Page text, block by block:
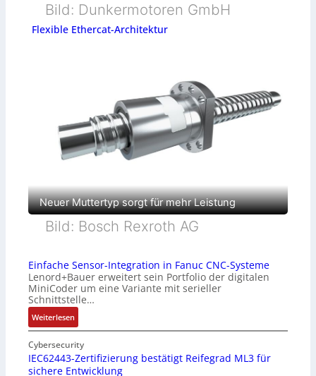
Bild: Dunkermotoren GmbH
Flexible Ethercat-Architektur
Neuer Muttertyp sorgt für mehr Leistung
Bild: Bosch Rexroth AG
Einfache Sensor-Integration in Fanuc CNC-Systeme
Lenord+Bauer erweitert sein Portfolio der digitalen
MiniCoder um eine Variante mit serieller
Schnittstelle…
Weiterlesen:
E
i
n
f
Cybersecurity
IEC62443-Zertifizierung bestätigt Reifegrad ML3 für
sichere Entwicklung